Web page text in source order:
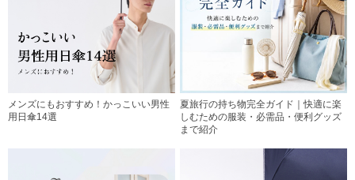
メンズにもおすすめ！かっこいい男性
用日傘14選
夏旅行の持ち物完全ガイド｜快適に楽
しむための服装・必需品・便利グッズ
まで紹介